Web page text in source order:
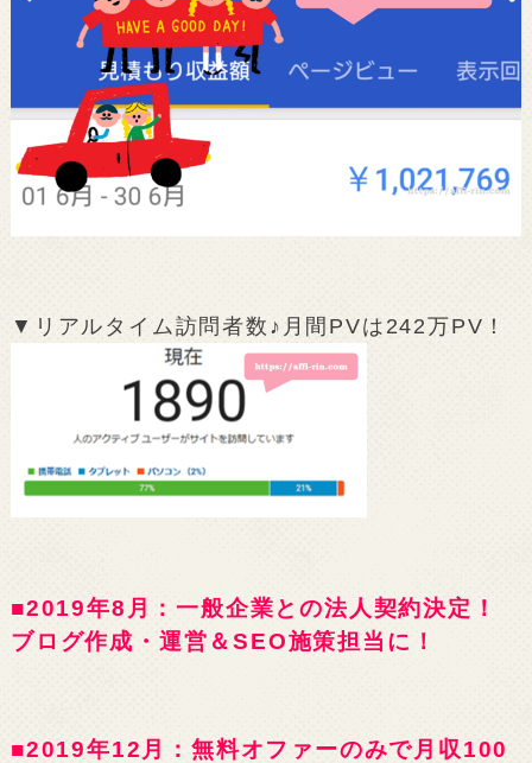
▼リアルタイム訪問者数♪月間PVは242万PV！
■2019年8月：一般企業との法人契約決定！
ブログ作成・運営＆SEO施策担当に！
■2019年12月：無料オファーのみで月収100